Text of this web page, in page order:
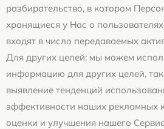
разбирательство, в котором
хранящиеся у Нас о
входят в число передаваемых
Для других целей: мы можем
информацию для других целей,
выявление тенденций
эффективности наших рекламных
оценки и улучшения нашего